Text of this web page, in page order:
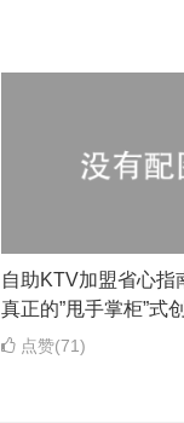
自助KTV加盟省心指
真正的”甩手掌柜”式
点赞(71)